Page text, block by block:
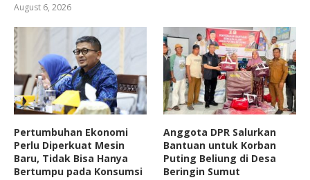
August 6, 2026
Pertumbuhan Ekonomi
Perlu Diperkuat Mesin
Baru, Tidak Bisa Hanya
Bertumpu pada Konsumsi
Anggota DPR Salurkan
Bantuan untuk Korban
Puting Beliung di Desa
Beringin Sumut